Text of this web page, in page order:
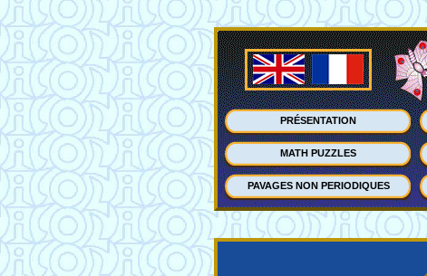
PRÉSENTATION
MATH PUZZLES
PAVAGES NON PERIODIQUES